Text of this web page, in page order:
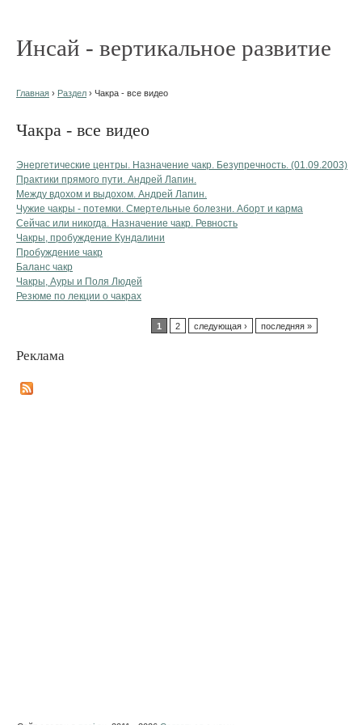
Инсай - вертикальное развитие
Главная › Раздел › Чакра - все видео
Чакра - все видео
Энергетические центры. Назначение чакр. Безупречность. (01.09.2003)
Практики прямого пути. Андрей Лапин.
Между вдохом и выдохом. Андрей Лапин.
Чужие чакры - потемки. Смертельные болезни. Аборт и карма
Сейчас или никогда. Назначение чакр. Ревность
Чакры, пробуждение Кундалини
Пробуждение чакр
Баланс чакр
Чакры, Ауры и Поля Людей
Резюме по лекции о чакрах
1 2 следующая › последняя »
Реклама